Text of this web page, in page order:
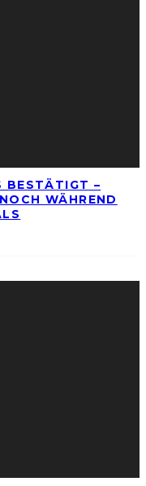
BESTÄTIGT –
WÄHREND